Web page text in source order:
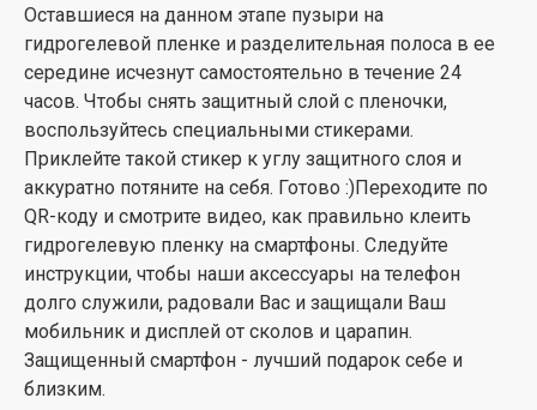
Оставшиеся на данном этапе пузыри на
гидрогелевой пленке и разделительная полоса в ее
середине исчезнут самостоятельно в течение 24
часов. Чтобы снять защитный слой с пленочки,
воспользуйтесь специальными стикерами.
Приклейте такой стикер к углу защитного слоя и
аккуратно потяните на себя. Готово :)Переходите по
QR-коду и смотрите видео, как правильно клеить
гидрогелевую пленку на смартфоны. Следуйте
инструкции, чтобы наши аксессуары на телефон
долго служили, радовали Вас и защищали Ваш
мобильник и дисплей от сколов и царапин.
Защищенный смартфон - лучший подарок себе и
близким.